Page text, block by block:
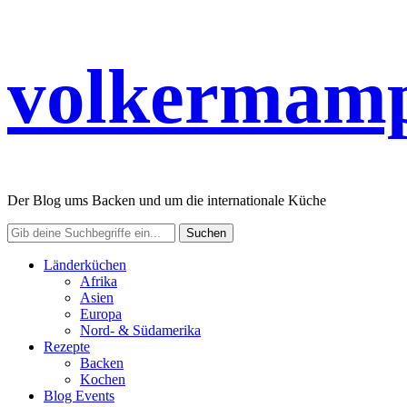
Der Blog ums Backen und um die internationale Küche
Länderküchen
Afrika
Asien
Europa
Nord- & Südamerika
Rezepte
Backen
Kochen
Blog Events